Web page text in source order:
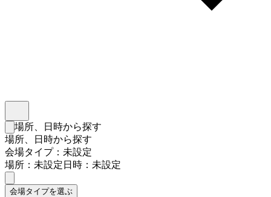
検索フォームを閉じる
場所、日時から探す
場所、日時から探す
会場タイプ：未設定
場所：未設定日時：未設定
会場タイプを選ぶ